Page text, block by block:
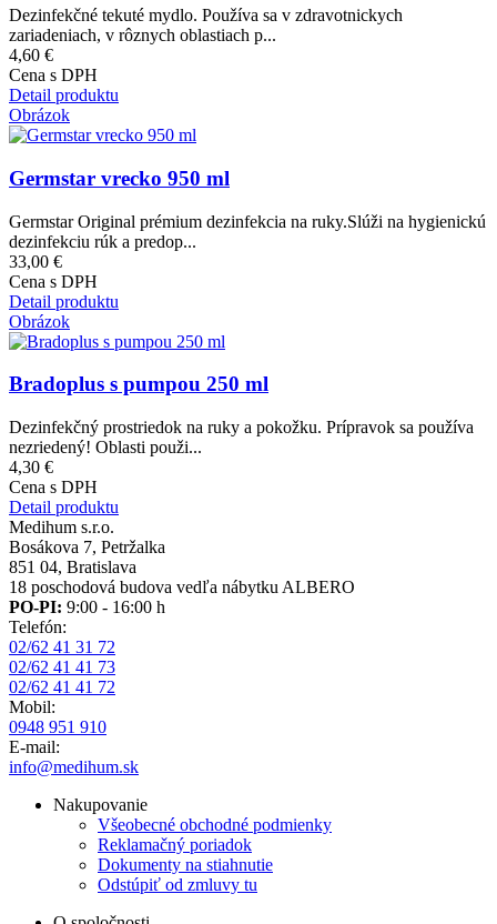
Dezinfekčné tekuté mydlo. Používa sa v zdravotnickych
zariadeniach, v rôznych oblastiach p...
4,60 €
Cena s DPH
Detail produktu
Obrázok
Germstar vrecko 950 ml
Germstar Original prémium dezinfekcia na ruky.Slúži na hygienickú
dezinfekciu rúk a predop...
33,00 €
Cena s DPH
Detail produktu
Obrázok
Bradoplus s pumpou 250 ml
Dezinfekčný prostriedok na ruky a pokožku. Prípravok sa používa
nezriedený! Oblasti použi...
4,30 €
Cena s DPH
Detail produktu
Medihum s.r.o.
Bosákova 7, Petržalka
851 04, Bratislava
18 poschodová budova vedľa nábytku ALBERO
PO-PI: 9:00 - 16:00 h
Telefón:
02/62 41 31 72
02/62 41 41 73
02/62 41 41 72
Mobil:
0948 951 910
E-mail:
info@medihum.sk
Nakupovanie
Všeobecné obchodné podmienky
Reklamačný poriadok
Dokumenty na stiahnutie
Odstúpiť od zmluvy tu